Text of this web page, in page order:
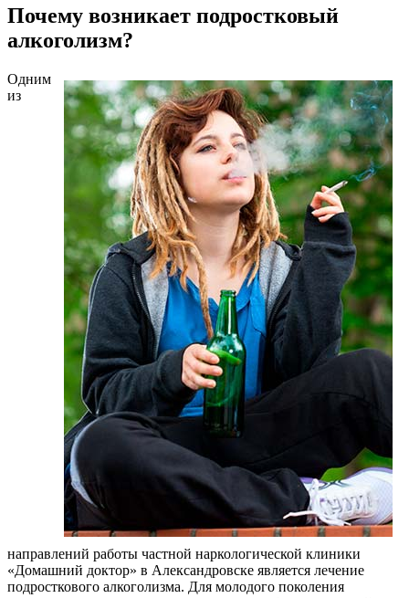
Почему возникает подростковый
алкоголизм?
Одним
из
направлений работы частной наркологической клиники
«Домашний доктор» в Александровске является лечение
подросткового алкоголизма. Для молодого поколения